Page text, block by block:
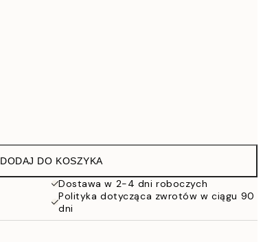
DODAJ DO KOSZYKA
Dostawa w 2-4 dni roboczych
Polityka dotycząca zwrotów w ciągu 90
dni